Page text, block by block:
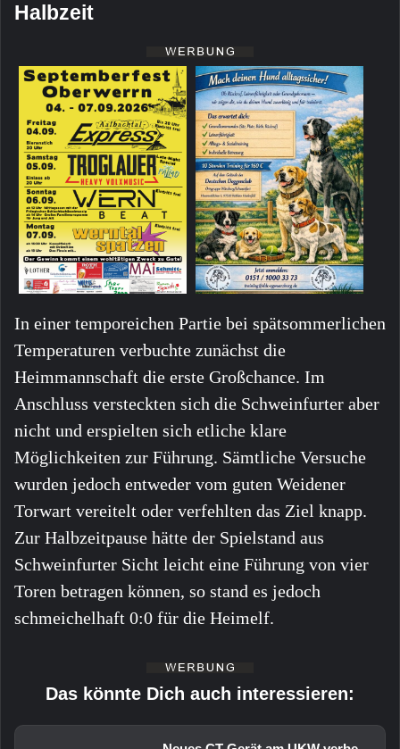
Halbzeit
In einer temporeichen Partie bei spätsommerlichen
Temperaturen verbuchte zunächst die
Heimmannschaft die erste Großchance. Im
Anschluss versteckten sich die Schweinfurter aber
nicht und erspielten sich etliche klare
Möglichkeiten zur Führung. Sämtliche Versuche
wurden jedoch entweder vom guten Weidener
Torwart vereitelt oder verfehlten das Ziel knapp.
Zur Halbzeitpause hätte der Spielstand aus
Schweinfurter Sicht leicht eine Führung von vier
Toren betragen können, so stand es jedoch
schmeichelhaft 0:0 für die Heimelf.
Das könnte Dich auch interessieren: